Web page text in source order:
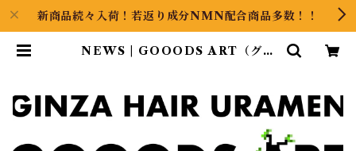
新商品続々入荷！若返り成分NMN配合商品多数！！
NEWS | GOOODS ART（グッ